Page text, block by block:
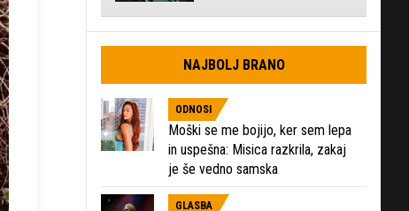
NAJBOLJ BRANO
ODNOSI
Moški se me bojijo, ker sem lepa
in uspešna: Misica razkrila, zakaj
je še vedno samska
GLASBA